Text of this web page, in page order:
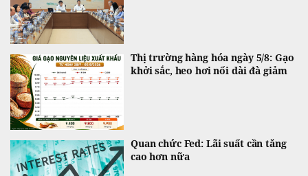
Thị trường hàng hóa ngày 5/8: Gạo
khởi sắc, heo hơi nối dài đà giảm
Quan chức Fed: Lãi suất cần tăng
cao hơn nữa